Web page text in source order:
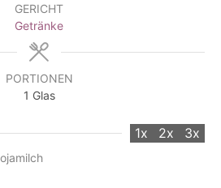
GERICHT
Getränke
PORTIONEN
1 Glas
1x 2x 3x